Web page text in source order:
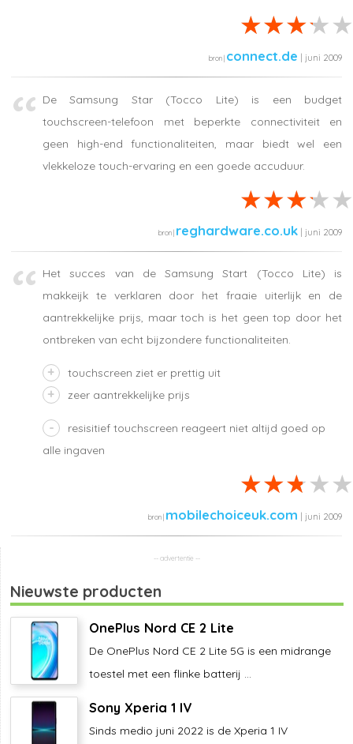
connect.de | juni 2009
De Samsung Star (Tocco Lite) is een budget
touchscreen-telefoon met beperkte connectiviteit en
geen high-end functionaliteiten, maar biedt wel een
vlekkeloze touch-ervaring en een goede accuduur.
reghardware.co.uk | juni 2009
Het succes van de Samsung Start (Tocco Lite) is
makkeijk te verklaren door het fraaie uiterlijk en de
aantrekkelijke prijs, maar toch is het geen top door het
ontbreken van echt bijzondere functionaliteiten.
touchscreen ziet er prettig uit
zeer aantrekkelijke prijs
resisitief touchscreen reageert niet altijd goed op
alle ingaven
mobilechoiceuk.com | juni 2009
Nieuwste producten
OnePlus Nord CE 2 Lite
De OnePlus Nord CE 2 Lite 5G is een midrange
toestel met een flinke batterij ...
Sony Xperia 1 IV
Sinds medio juni 2022 is de Xperia 1 IV